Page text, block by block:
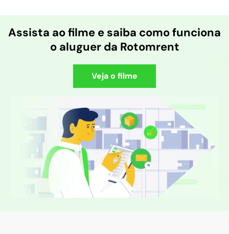
Assista ao filme e saiba como funciona
o aluguer da Rotomrent
Veja o filme